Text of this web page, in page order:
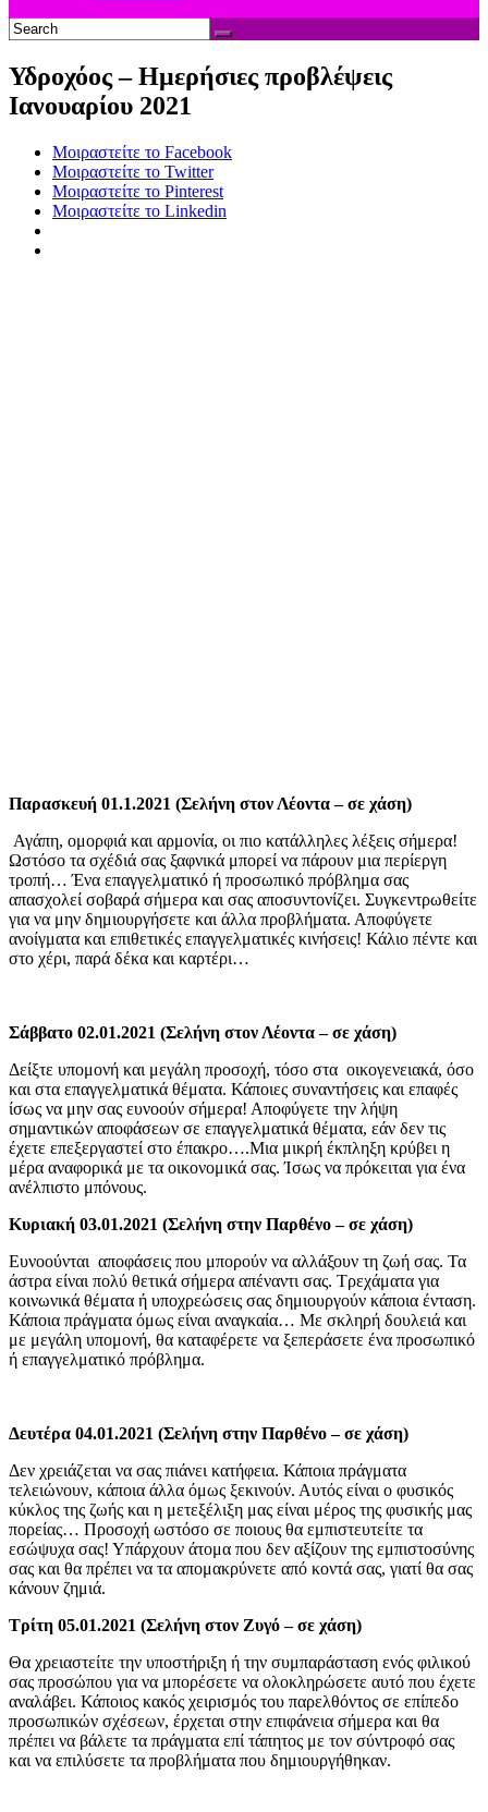
Υδροχόος – Ημερήσιες προβλέψεις
Ιανουαρίου 2021
Μοιραστείτε το Facebook
Μοιραστείτε το Twitter
Μοιραστείτε το Pinterest
Μοιραστείτε το Linkedin
Παρασκευή 01.1.2021 (Σελήνη στον Λέοντα – σε χάση)
Αγάπη, ομορφιά και αρμονία, οι πιο κατάλληλες λέξεις σήμερα!
Ωστόσο τα σχέδιά σας ξαφνικά μπορεί να πάρουν μια περίεργη
τροπή… Ένα επαγγελματικό ή προσωπικό πρόβλημα σας
απασχολεί σοβαρά σήμερα και σας αποσυντονίζει. Συγκεντρωθείτε
για να μην δημιουργήσετε και άλλα προβλήματα. Αποφύγετε
ανοίγματα και επιθετικές επαγγελματικές κινήσεις! Κάλιο πέντε και
στο χέρι, παρά δέκα και καρτέρι…
Σάββατο 02.01.2021 (Σελήνη στον Λέοντα – σε χάση)
Δείξτε υπομονή και μεγάλη προσοχή, τόσο στα οικογενειακά, όσο
και στα επαγγελματικά θέματα. Κάποιες συναντήσεις και επαφές
ίσως να μην σας ευνοούν σήμερα! Αποφύγετε την λήψη
σημαντικών αποφάσεων σε επαγγελματικά θέματα, εάν δεν τις
έχετε επεξεργαστεί στο έπακρο….Μια μικρή έκπληξη κρύβει η
μέρα αναφορικά με τα οικονομικά σας. Ίσως να πρόκειται για ένα
ανέλπιστο μπόνους.
Κυριακή 03.01.2021 (Σελήνη στην Παρθένο – σε χάση)
Ευνοούνται αποφάσεις που μπορούν να αλλάξουν τη ζωή σας. Τα
άστρα είναι πολύ θετικά σήμερα απέναντι σας. Τρεχάματα για
κοινωνικά θέματα ή υποχρεώσεις σας δημιουργούν κάποια ένταση.
Κάποια πράγματα όμως είναι αναγκαία… Με σκληρή δουλειά και
με μεγάλη υπομονή, θα καταφέρετε να ξεπεράσετε ένα προσωπικό
ή επαγγελματικό πρόβλημα.
Δευτέρα 04.01.2021 (Σελήνη στην Παρθένο – σε χάση)
Δεν χρειάζεται να σας πιάνει κατήφεια. Κάποια πράγματα
τελειώνουν, κάποια άλλα όμως ξεκινούν. Αυτός είναι ο φυσικός
κύκλος της ζωής και η μετεξέλιξη μας είναι μέρος της φυσικής μας
πορείας… Προσοχή ωστόσο σε ποιους θα εμπιστευτείτε τα
εσώψυχα σας! Υπάρχουν άτομα που δεν αξίζουν της εμπιστοσύνης
σας και θα πρέπει να τα απομακρύνετε από κοντά σας, γιατί θα σας
κάνουν ζημιά.
Τρίτη 05.01.2021 (Σελήνη στον Ζυγό – σε χάση)
Θα χρειαστείτε την υποστήριξη ή την συμπαράσταση ενός φιλικού
σας προσώπου για να μπορέσετε να ολοκληρώσετε αυτό που έχετε
αναλάβει. Κάποιος κακός χειρισμός του παρελθόντος σε επίπεδο
προσωπικών σχέσεων, έρχεται στην επιφάνεια σήμερα και θα
πρέπει να βάλετε τα πράγματα επί τάπητος με τον σύντροφό σας
και να επιλύσετε τα προβλήματα που δημιουργήθηκαν.